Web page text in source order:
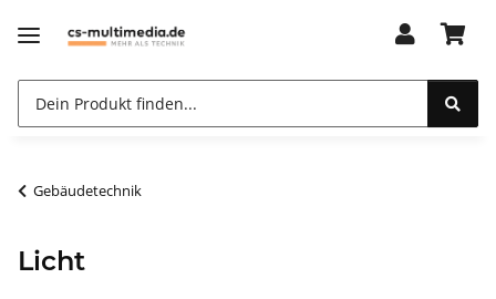
Gebäudetechnik
Licht